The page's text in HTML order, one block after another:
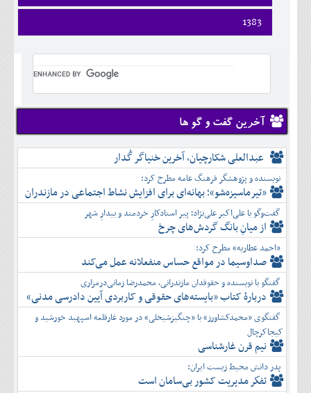
آبان
آذر
دی
بهمن
شهريور
مهر
آبان
آذر
تير
مرداد
شهريور
مهر
دی
بهمن
اسفند
ارديبهشت
خرداد
تير
مرداد
آبان
آذر
دی
بهمن
اسفند
فروردين
ارديبهشت
خرداد
شهريور
مهر
آبان
آذر
دی
بهمن
اسفند
1383
فروردين
تير
مرداد
شهريور
مهر
آبان
آذر
دی
بهمن
اسفند
آخرین گفت و گو ها
عبدالعلی شکارچیان، آخرین خنیاگر گُدار
نویسنده و پژوهشگر فرهنگ عامه مطرح کرد:
«تیرماسیزه‌شو»؛ بهانه‌ای برای افزایش نشاط اجتماعی در مازندران
گفت‌وگو با علی‌اکبر علی‌نژاد؛ پیر استادکارِ خردمند و بیدارِ شهر
از میانِ بانگ گردش‌های چرخ
«احمد عطاریه» مطرح کرد:
صداوسیما در مواقع حساس منفعلانه عمل می‌کند
گفتگو با نویسنده و حقوقدان مازندرانی، محمدرضا زمانی‌درمزاری
دربارۀ کتاب ”بایسته‌های حقوقی و کاربردی آیین دادرسی مدنی»
گفتگوی «محمدکشاورز» با «چنگیزشیخلی» در مورد غارقلعه اسپهبد خورشید و
کیجاکرچال
نیم قرن غارشناسی
پدر دانش محیط زیست ایران:
تفكر مديريت کشور بی‌سامان است